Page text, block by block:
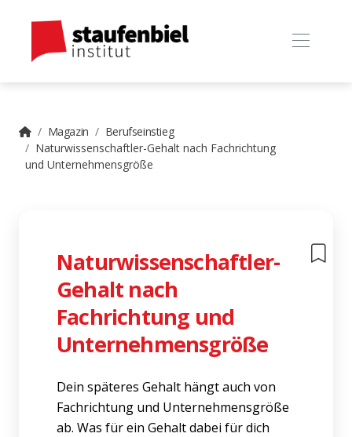
Magazin
Berufseinstieg
Naturwissenschaftler-Gehalt nach Fachrichtung
und Unternehmensgröße
Naturwissenschaftler-
Gehalt nach
Fachrichtung und
Unternehmensgröße
Dein späteres Gehalt hängt auch von
Fachrichtung und Unternehmensgröße
ab. Was für ein Gehalt dabei für dich